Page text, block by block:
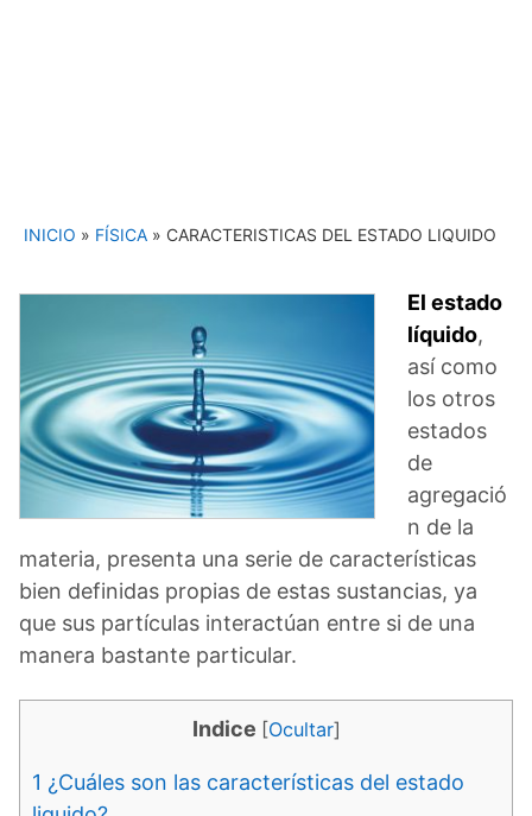
INICIO » FÍSICA » CARACTERISTICAS DEL ESTADO LIQUIDO
El estado
líquido,
así como
los otros
estados
de
agregació
n de la
materia, presenta una serie de características
bien definidas propias de estas sustancias, ya
que sus partículas interactúan entre si de una
manera bastante particular.
Indice [Ocultar]
1 ¿Cuáles son las características del estado